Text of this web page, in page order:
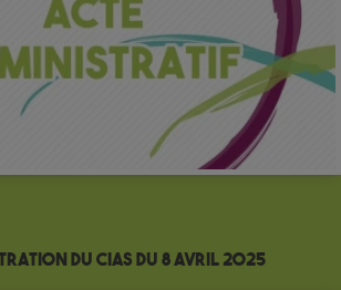
du CIAS du 8 avril 2025